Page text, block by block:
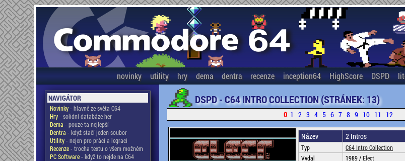
novinky utility hry dema dentra recenze inception64 HighScore DSPD
NAVIGÁTOR
Novinky- hlavně ze světa C64
Hry- solidní databáze her
Dema - pouze ta nejlepší
Dentra - když stačí jeden soubor
Utility- nejen pro práci a legraci
Recenze- trocha textu o všem možném
PC Software- když to nejde na C64
DSPD - C64 INTRO COLLECTION (STRÁNEK: 13)
0 1 2 3 4 5 6 7 8 9 10 11 12
Název 2 Intros
Typ
C64 Intro Collection
Vydal
1989 /Elect